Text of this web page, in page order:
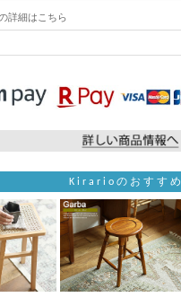
詳細はこちら
Kirarioのおすすめ